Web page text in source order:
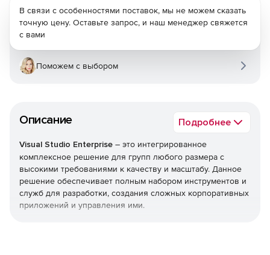
Описание Подробнее
Visual Studio Enterprise – это интегрированное
комплексное решение для групп любого размера с
высокими требованиями к качеству и масштабу. Данное
решение обеспечивает полным набором инструментов и
служб для разработки, создания сложных корпоративных
приложений и управления ими.
В связи с особенностями поставок, мы не можем сказать
точную цену. Оставьте запрос, и наш менеджер свяжется
с вами
Поможем с выбором